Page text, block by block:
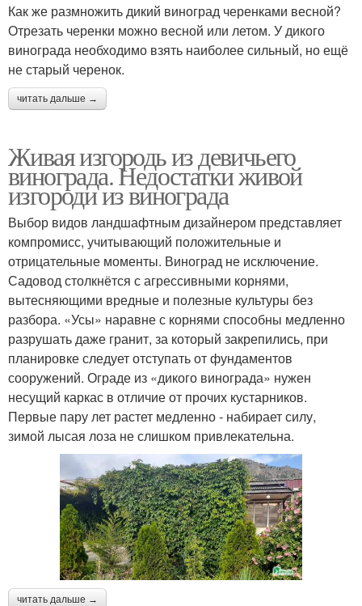
Как же размножить дикий виноград черенками весной?
Отрезать черенки можно весной или летом. У дикого
винограда необходимо взять наиболее сильный, но ещё
не старый черенок.
читать дальше →
Живая изгородь из девичьего
винограда. Недостатки живой
изгороди из винограда
Выбор видов ландшафтным дизайнером представляет
компромисс, учитывающий положительные и
отрицательные моменты. Виноград не исключение.
Садовод столкнётся с агрессивными корнями,
вытесняющими вредные и полезные культуры без
разбора. «Усы» наравне с корнями способны медленно
разрушать даже гранит, за который закрепились, при
планировке следует отступать от фундаментов
сооружений. Ограде из «дикого винограда» нужен
несущий каркас в отличие от прочих кустарников.
Первые пару лет растет медленно - набирает силу,
зимой лысая лоза не слишком привлекательна.
читать дальше →